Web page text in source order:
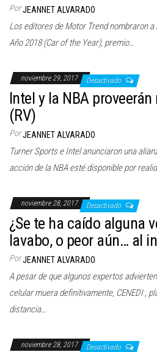
PorJEANNET ALVARADO
Los editores de Motor Trend nombraron
Año 2018 (Car of the Year), premio…
noviembre 29, 2017 Desactivado
Intel y la NBA
(RV)
PorJEANNET ALVARADO
Turner Sports e Intel anunciaron una
acción de la NBA esté disponible por
noviembre 28, 2017 Desactivado
¿Se te ha caído alguna
lavabo, o peor aún… al
PorJEANNET ALVARADO
A pesar de que algunos expertos
celular muera definitivamente, CENEDI ,
distancia…
noviembre 28, 2017 Desactivado